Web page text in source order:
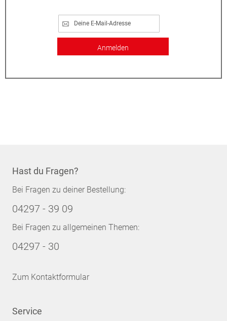
Anmelden
Hast du Fragen?
Bei Fragen zu deiner Bestellung:
04297 - 39 09
Bei Fragen zu allgemeinen Themen:
04297 - 30
Zum Kontaktformular
Service